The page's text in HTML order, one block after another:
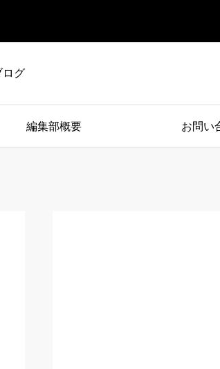
ログ
編集部概要 お問い